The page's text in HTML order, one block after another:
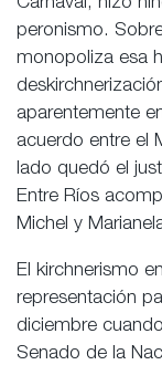
peronismo.
monopoliza esa
aparentemente
acuerdo entre el
lado quedó el
Entre Ríos
Michel y
El kirchnerismo
representación
diciembre
Senado de la